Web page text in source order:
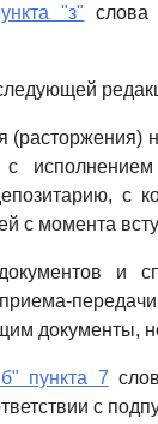
"з"
(расторжения)
с
с момента
и
документы,
пункта 7
с